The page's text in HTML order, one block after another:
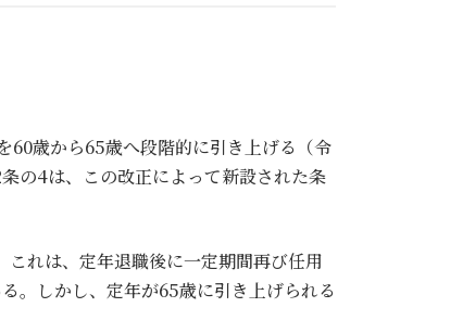
60歳から65歳へ段階的に引き上げる（令
の4は、この改正によって新設された条
れは、定年退職後に一定期間再び任用
。しかし、定年が65歳に引き上げられる